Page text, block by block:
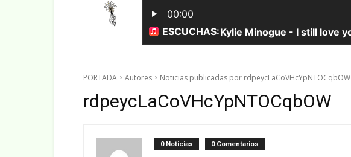
PORTADA Autores Noticias publicadas por rdpeycLaCoVHcYpNTOCqbOW
rdpeycLaCoVHcYpNTOCqbOW
0 Noticias 0 Comentarios